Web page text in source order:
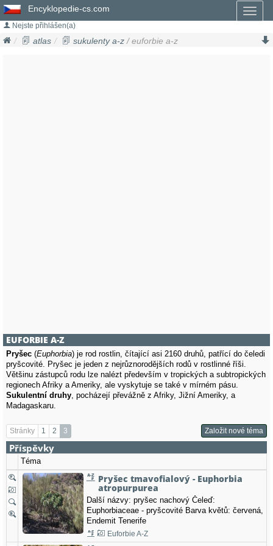
Encyklopedie-cs.com
Nejste přihlášen(a)
atlas sukulenty a-z / euforbie a-z
EUFORBIE A-Z
Pryšec (Euphorbia) je rod rostlin, čítající asi 2160 druhů, patřící do čeledi
pryšcovité. Pryšec je jeden z nejrůznorodějších rodů v rostlinné říši.
Většinu zástupců rodu lze nalézt především v tropických a subtropických
regionech Afriky a Ameriky, ale vyskytuje se také v mírném pásu.
Sukulentní druhy, pocházejí převážně z Afriky, Jižní Ameriky, a
Madagaskaru.
Stránky 1 2 3 Založit nové téma
Příspěvky
Téma
Pryšec tmavofialový - Euphorbia
atropurpurea
Další názvy: pryšec nachový Čeleď:
Euphorbiaceae - pryšcovité Barva květů: červená,
Endemit Tenerife
Euforbie A-Z